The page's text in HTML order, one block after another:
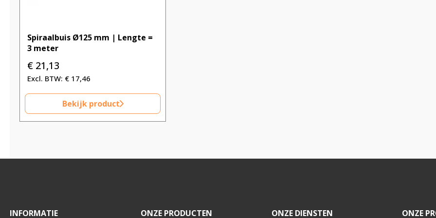
Spiraalbuis Ø125 mm | Lengte =
3 meter
€ 21,13
€ 17,46
Bekijk product
INFORMATIE ONZE PRODUCTEN ONZE DIENSTEN ONZE